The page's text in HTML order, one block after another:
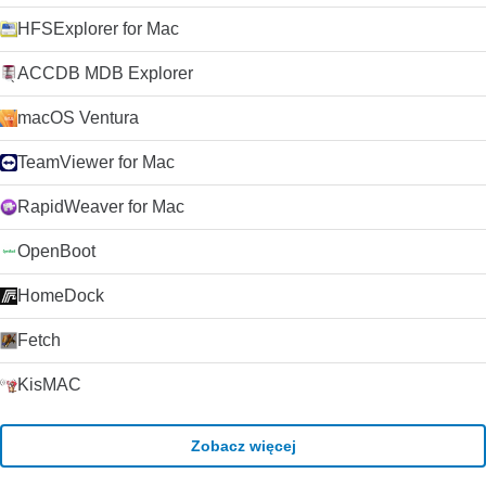
HFSExplorer for Mac
ACCDB MDB Explorer
macOS Ventura
TeamViewer for Mac
RapidWeaver for Mac
OpenBoot
HomeDock
Fetch
KisMAC
Zobacz więcej